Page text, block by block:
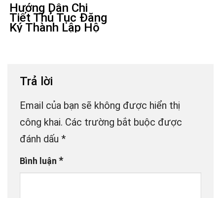
Hướng Dẫn Chi
Tiết Thủ Tục Đăng
Ký Thành Lập Hộ
Kinh Doanh Cá
Trả lời
Email của bạn sẽ không được hiển thị
công khai. Các trường bắt buộc được
đánh dấu *
Bình luận *